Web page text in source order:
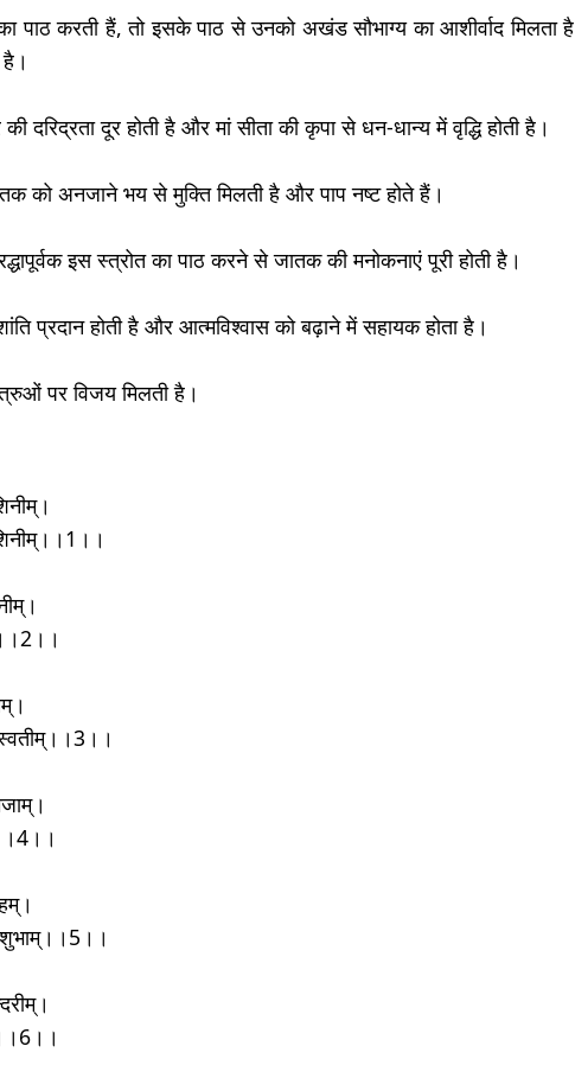
पाठ करती हैं, तो इसके पाठ से उनको अखंड सौभाग्य का आशीर्वाद मिलता है
दरिद्रता दूर होती है और मां सीता की कृपा से धन-धान्य में वृद्धि होती है।
को अनजाने भय से मुक्ति मिलती है और पाप नष्ट होते हैं।
इस स्त्रोत का पाठ करने से जातक की मनोकनाएं पूरी होती है।
प्रदान होती है और आत्मविश्वास को बढ़ाने में सहायक होता है।
पर विजय मिलती है।
शुभाम्।।5।।